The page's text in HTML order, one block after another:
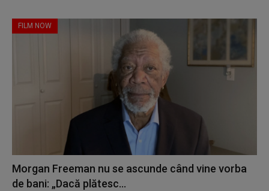
FILM NOW
Morgan Freeman nu se ascunde când vine vorba
de bani: „Dacă plătesc...